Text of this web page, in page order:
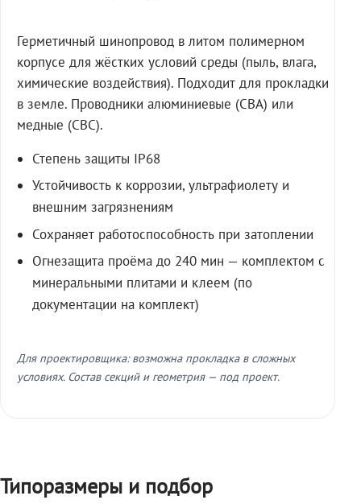
Герметичный шинопровод в литом полимерном
корпусе для жёстких условий среды (пыль, влага,
химические воздействия). Подходит для прокладки
в земле. Проводники алюминиевые (СВА) или
медные (СВС).
Степень защиты IP68
Устойчивость к коррозии, ультрафиолету и
внешним загрязнениям
Сохраняет работоспособность при затоплении
Огнезащита проёма до 240 мин — комплектом с
минеральными плитами и клеем (по
документации на комплект)
Для проектировщика: возможна прокладка в сложных
условиях. Состав секций и геометрия — под проект.
Типоразмеры и подбор